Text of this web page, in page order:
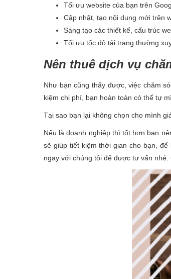
Tối ưu website của bạn trên
Cập nhật, tạo nội dung mới trên
Sáng tạo các thiết kế, cấu trúc
Tối ưu tốc độ tải trang thường
Nên thuê dịch vụ
Như bạn cũng thấy được, việc chăm
kiệm chi phí, bạn hoàn toàn có thể tự
Tại sao bạn lại không chọn cho mình
Nếu là doanh nghiệp thì tốt hơn bạn
sẽ giúp tiết kiệm thời gian cho bạn,
ngay với chúng tôi để được tư vấn